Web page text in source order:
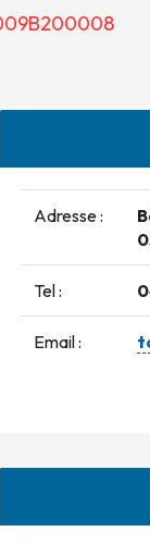
Adresse :
Tel :
Email :